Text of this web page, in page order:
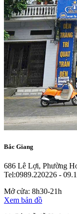
Bắc Giang
686 Lê Lợi, Phường
Tel:0989.220226 -
Mở cửa: 8h30-21h
Xem bản đồ